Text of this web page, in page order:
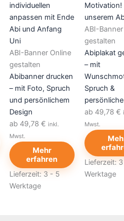
ABI-Banner Online
gestalten
Abibanner drucken
– mit Foto, Spruch
und persönlichem
Design
ab 49,78 € inkl.
Mwst.
Mehr
erfahren
Lieferzeit: 3 - 5
Werktage
Die
Optionen
können
auf
der
Produktseite
gewählt
werden
ABI-
gestalten
Abiplakat
– mit
Spruch &
ab 49,78 €
Mwst.
Lieferzeit:
Werktage
Die
Optionen
können
auf
der
gewählt
werden